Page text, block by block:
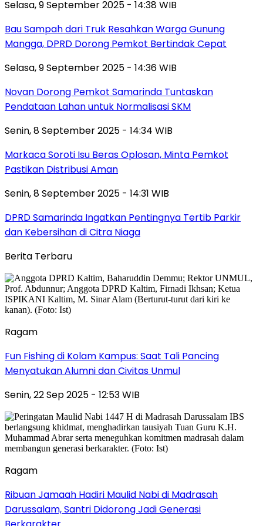
Selasa, 9 September 2025 - 14:38 WIB
Bau Sampah dari Truk Resahkan Warga Gunung
Mangga, DPRD Dorong Pemkot Bertindak Cepat
Selasa, 9 September 2025 - 14:36 WIB
Novan Dorong Pemkot Samarinda Tuntaskan
Pendataan Lahan untuk Normalisasi SKM
Senin, 8 September 2025 - 14:34 WIB
Markaca Soroti Isu Beras Oplosan, Minta Pemkot
Pastikan Distribusi Aman
Senin, 8 September 2025 - 14:31 WIB
DPRD Samarinda Ingatkan Pentingnya Tertib Parkir
dan Kebersihan di Citra Niaga
Berita Terbaru
Ragam
Fun Fishing di Kolam Kampus: Saat Tali Pancing
Menyatukan Alumni dan Civitas Unmul
Senin, 22 Sep 2025 - 12:53 WIB
Ragam
Ribuan Jamaah Hadiri Maulid Nabi di Madrasah
Darussalam, Santri Didorong Jadi Generasi